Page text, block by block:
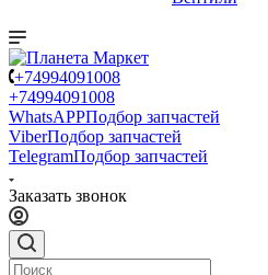
+74994091008
+74994091008
WhatsAPPПодбор запчастей
ViberПодбор запчастей
TelegramПодбор запчастей
Заказать звонок